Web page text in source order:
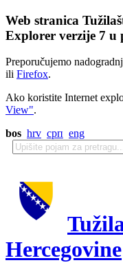
Web stranica
Explorer verzije 7 u
Preporučujemo
ili Firefox.
Ako koristite Internet
View".
bos hrv срп eng
Hercegovine